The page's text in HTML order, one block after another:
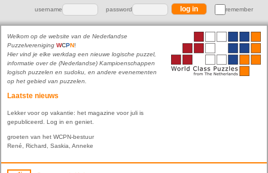
username password remember
Welkom op de website van de Nederlandse
Puzzelvereniging WCPN!
Hier vind je elke werkdag een nieuwe logische puzzel,
informatie over de (Nederlandse) Kampioenschappen
logisch puzzelen en sudoku, en andere evenementen
op het gebied van puzzelen.
Laatste nieuws
Lekker voor op vakantie: het magazine voor juli is
gepubliceerd. Log in en geniet.
groeten van het WCPN-bestuur
René, Richard, Saskia, Anneke